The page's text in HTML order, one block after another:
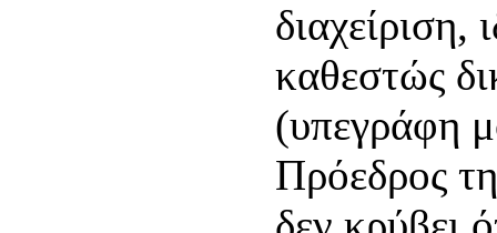
διαχείριση,
καθεστώς
(υπεγράφη
Πρόεδρος